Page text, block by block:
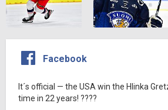
Facebook
It´s official — the USA win the Hlinka
time in 22 years! ????